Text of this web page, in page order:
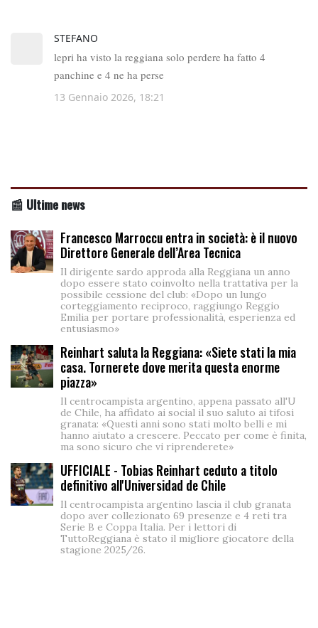
📰 Ultime news
Francesco Marroccu entra in società: è il nuovo
Direttore Generale dell’Area Tecnica
Il dirigente sardo approda alla Reggiana un anno
dopo essere stato coinvolto nella trattativa per la
possibile cessione del club: «Dopo un lungo
corteggiamento reciproco, raggiungo Reggio
Emilia per portare professionalità, esperienza ed
entusiasmo»
Reinhart saluta la Reggiana: «Siete stati la mia
casa. Tornerete dove merita questa enorme
piazza»
Il centrocampista argentino, appena passato all'U
de Chile, ha affidato ai social il suo saluto ai tifosi
granata: «Questi anni sono stati molto belli e mi
hanno aiutato a crescere. Peccato per come è finita,
ma sono sicuro che vi riprenderete»
UFFICIALE - Tobias Reinhart ceduto a titolo
definitivo all'Universidad de Chile
Il centrocampista argentino lascia il club granata
dopo aver collezionato 69 presenze e 4 reti tra
Serie B e Coppa Italia. Per i lettori di
TuttoReggiana è stato il migliore giocatore della
stagione 2025/26.